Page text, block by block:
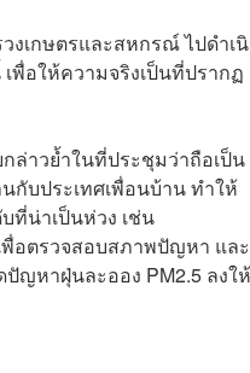
งเกษตรและสหกรณ์ ไปดำเ
พื่อให้ความจริงเป็นที่ปรากฏ​
ล่าวย้ำในที่ประชุมว่าถือเป็น
กับประเทศเพื่อนบ้าน​ ทำให้
น่าเป็นห่วง​ เช่น
อตรวจสอบสภาพปัญหา แล
ญหาฝุ่นละออง PM2.5 ลงใ